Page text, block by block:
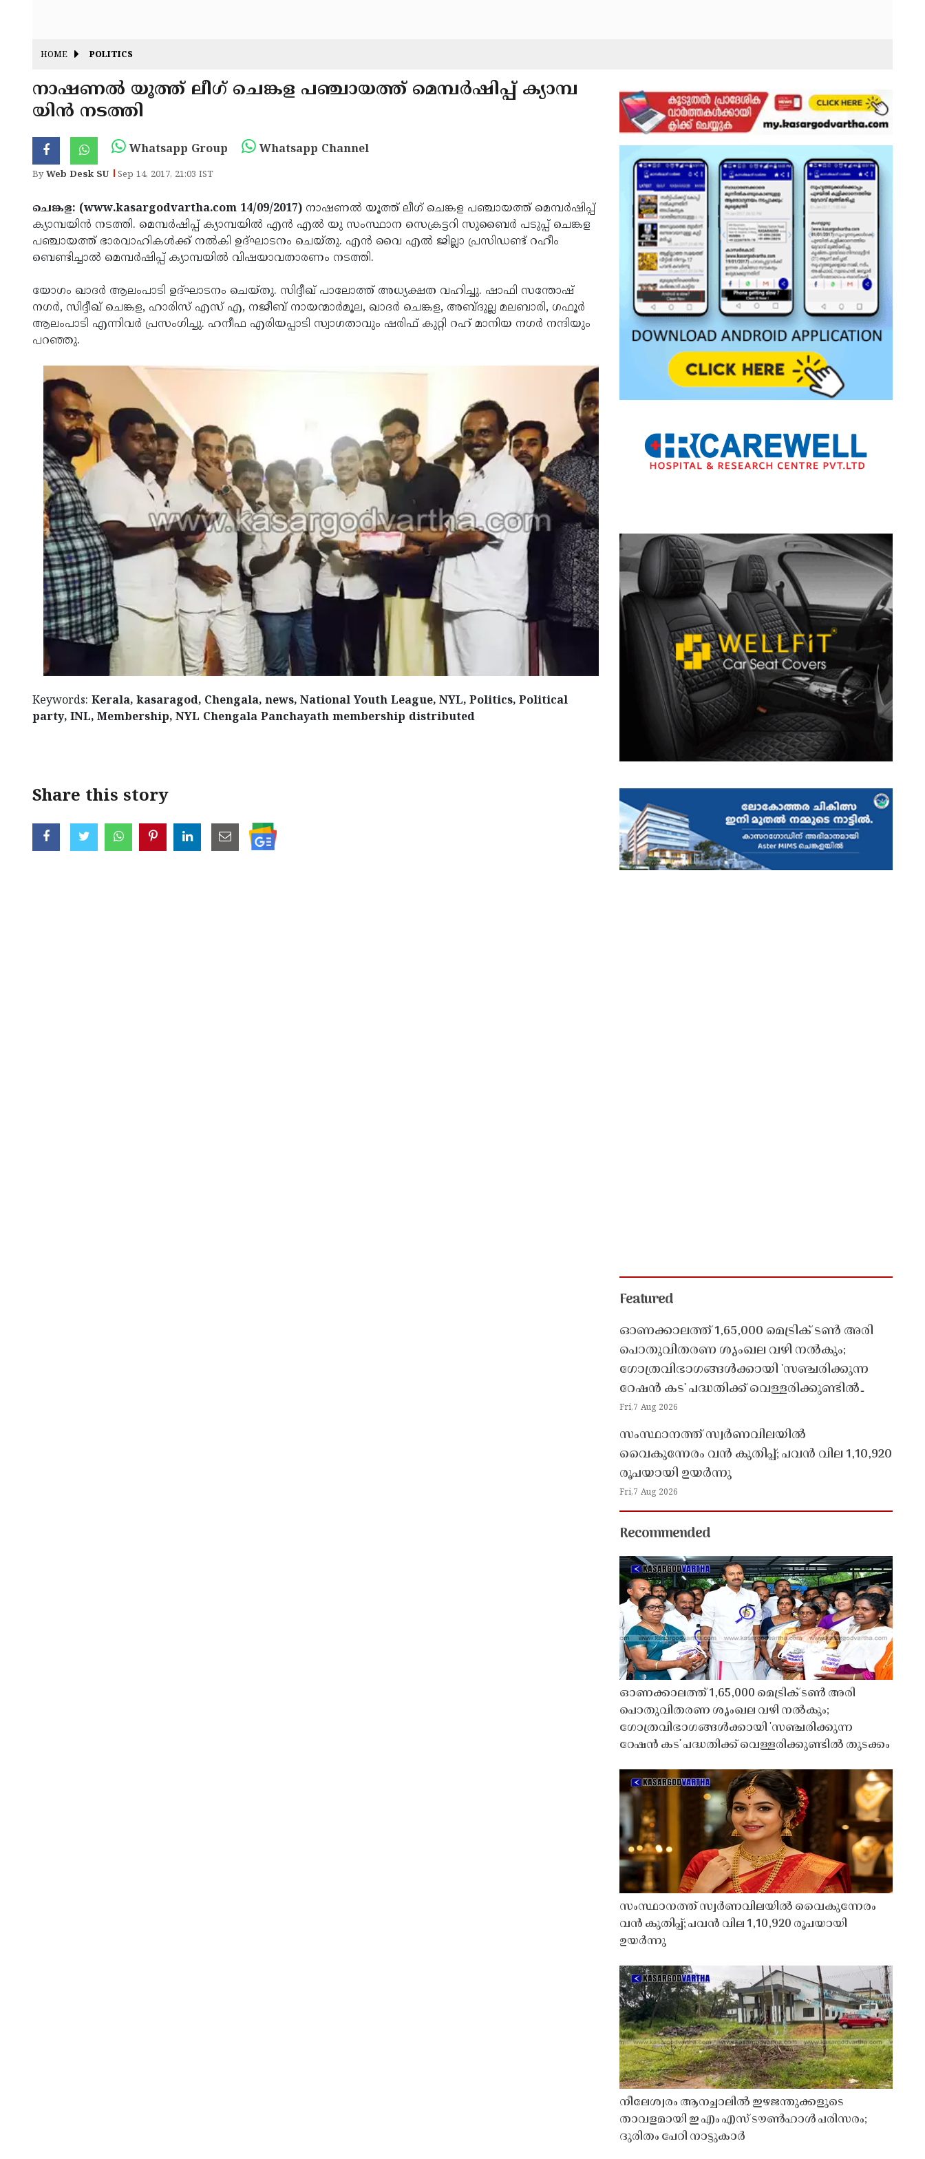
HOME POLITICS
നാഷണല്‍ യൂത്ത് ലീഗ് ചെങ്കള പഞ്ചായത്ത് മെമ്പര്‍ഷിപ്പ് ക്യാമ്പ
യിന്‍ നടത്തി
Whatsapp Group Whatsapp Channel
ByWeb Desk SU Sep 14, 2017, 21:03 IST
ചെങ്കള: (www.kasargodvartha.com 14/09/2017) നാഷണല്‍ യൂത്ത് ലീഗ് ചെങ്കള പഞ്ചായത്ത് മെമ്പര്‍ഷിപ്പ്
ക്യാമ്പയിന്‍ നടത്തി. മെമ്പര്‍ഷിപ്പ് ക്യാമ്പയില്‍ എന്‍ എല്‍ യു സംസ്ഥാന സെക്രട്ടറി സുബൈര്‍ പടുപ്പ് ചെങ്കള
പഞ്ചായത്ത് ഭാരവാഹികള്‍ക്ക് നല്‍കി ഉദ്ഘാടനം ചെയ്തു. എന്‍ വൈ എല്‍ ജില്ലാ പ്രസിഡണ്ട് റഹീം
ബെണ്ടിച്ചാല്‍ മെമ്പര്‍ഷിപ്പ് ക്യാമ്പയില്‍ വിഷയാവതാരണം നടത്തി.
യോഗം ഖാദര്‍ ആലംപാടി ഉദ്ഘാടനം ചെയ്തു. സിദ്ദീഖ് പാലോത്ത് അധ്യക്ഷത വഹിച്ചു. ഷാഫി സന്തോഷ്
നഗര്‍, സിദ്ദീഖ് ചെങ്കള, ഹാരിസ് എസ് എ, നജീബ് നായന്മാര്‍മൂല, ഖാദര്‍ ചെങ്കള, അബ്ദുല്ല മലബാരി, ഗഫൂര്‍
ആലംപാടി എന്നിവര്‍ പ്രസംഗിച്ചു. ഹനീഫ എരിയപ്പാടി സ്വാഗതാവും ഷരിഫ് കുറ്റി റഹ് മാനിയ നഗര്‍ നന്ദിയും
പറഞ്ഞു.
Keywords: Kerala, kasaragod, Chengala, news, National Youth League, NYL, Politics, Political
party, INL, Membership, NYL Chengala Panchayath membership distributed
Share this story
Featured
ഓണക്കാലത്ത് 1,65,000 മെട്രിക് ടൺ അരി
പൊതുവിതരണ ശൃംഖല വഴി നൽകും;
ഗോത്രവിഭാഗങ്ങൾക്കായി 'സഞ്ചരിക്കുന്ന
റേഷൻ കട' പദ്ധതിക്ക് വെള്ളരിക്കുണ്ടിൽ
തുടക്കം
Fri,7 Aug 2026
സംസ്ഥാനത്ത് സ്വർണവിലയിൽ
വൈകുന്നേരം വൻ കുതിപ്പ്; പവൻ വില 1,10,920
രൂപയായി ഉയർന്നു
Fri,7 Aug 2026
Recommended
ഓണക്കാലത്ത് 1,65,000 മെട്രിക് ടൺ അരി
പൊതുവിതരണ ശൃംഖല വഴി നൽകും;
ഗോത്രവിഭാഗങ്ങൾക്കായി 'സഞ്ചരിക്കുന്ന
റേഷൻ കട' പദ്ധതിക്ക് വെള്ളരിക്കുണ്ടിൽ തുടക്കം
സംസ്ഥാനത്ത് സ്വർണവിലയിൽ വൈകുന്നേരം
വൻ കുതിപ്പ്; പവൻ വില 1,10,920 രൂപയായി
ഉയർന്നു
നീലേശ്വരം ആനച്ചാലിൽ ഇഴജന്തുക്കളുടെ
താവളമായി ഇ എം എസ് ടൗൺഹാൾ പരിസരം;
ദുരിതം പേറി നാട്ടുകാർ